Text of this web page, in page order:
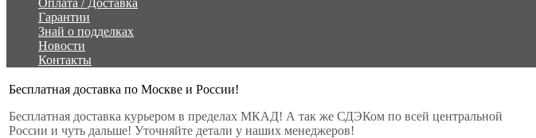
Оплата / Доставка
Гарантии
Знай о подделках
Новости
Контакты
Бесплатная доставка по Москве и России!
Бесплатная доставка курьером в пределах МКАД! А так же СДЭКом по всей центральной
России и чуть дальше! Уточняйте детали у наших менеджеров!